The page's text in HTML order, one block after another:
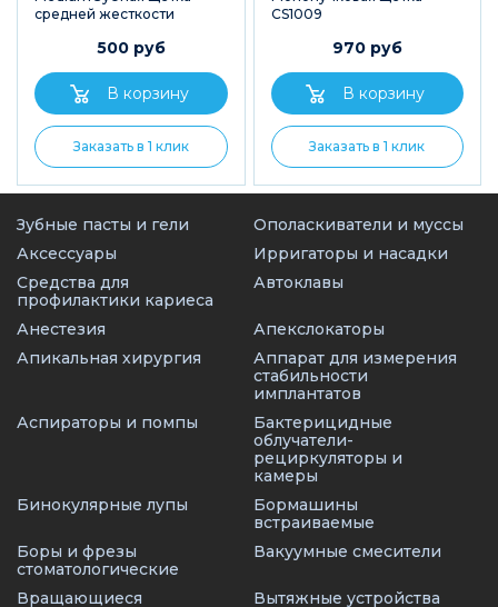
cредней жесткости
500 руб
Заказать в 1 клик
CS1009
970 руб
Заказать в 1 клик
Зубные пасты и гели
Ополаскиватели и муссы
Аксессуары
Ирригаторы и насадки
Средства для
профилактики кариеса
Автоклавы
Анестезия
Апекслокаторы
Апикальная хирургия
Аппарат для измерения
стабильности
имплантатов
Аспираторы и помпы
Бактерицидные
облучатели-
рециркуляторы и
камеры
Бинокулярные лупы
Бормашины
встраиваемые
Боры и фрезы
стоматологические
Вакуумные смесители
Вращающиеся
Вытяжные устройства